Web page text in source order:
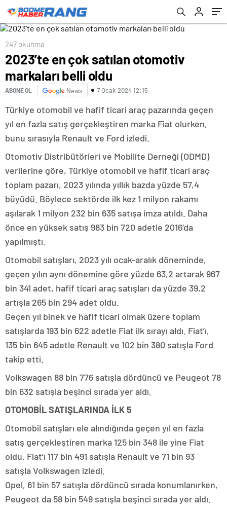
247 okunma
2023’te en çok satılan otomotiv
markaları belli oldu
ABONE OL News 7 Ocak 2024 12:15
Türkiye otomobil ve hafif ticari araç pazarında geçen
yıl en fazla satış gerçekleştiren marka Fiat olurken,
bunu sırasıyla Renault ve Ford izledi.
Otomotiv Distribütörleri ve Mobilite Derneği (ODMD)
verilerine göre, Türkiye otomobil ve hafif ticari araç
toplam pazarı, 2023 yılında yıllık bazda yüzde 57,4
büyüdü. Böylece sektörde ilk kez 1 milyon rakamı
aşılarak 1 milyon 232 bin 635 satışa imza atıldı. Daha
önce en yüksek satış 983 bin 720 adetle 2016’da
yapılmıştı.
Otomobil satışları, 2023 yılı ocak-aralık döneminde,
geçen yılın aynı dönemine göre yüzde 63,2 artarak 967
bin 341 adet, hafif ticari araç satışları da yüzde 39,2
artışla 265 bin 294 adet oldu.
Geçen yıl binek ve hafif ticari olmak üzere toplam
satışlarda 193 bin 622 adetle Fiat ilk sırayı aldı. Fiat’ı,
135 bin 645 adetle Renault ve 102 bin 380 satışla Ford
takip etti.
Volkswagen 88 bin 776 satışla dördüncü ve Peugeot 78
bin 632 satışla beşinci sırada yer aldı.
OTOMOBİL SATIŞLARINDA İLK 5
Otomobil satışları ele alındığında geçen yıl en fazla
satış gerçekleştiren marka 125 bin 348 ile yine Fiat
oldu. Fiat’ı 117 bin 491 satışla Renault ve 71 bin 93
satışla Volkswagen izledi.
Opel, 61 bin 57 satışla dördüncü sırada konumlanırken,
Peugeot da 58 bin 549 satışla beşinci sırada yer aldı.